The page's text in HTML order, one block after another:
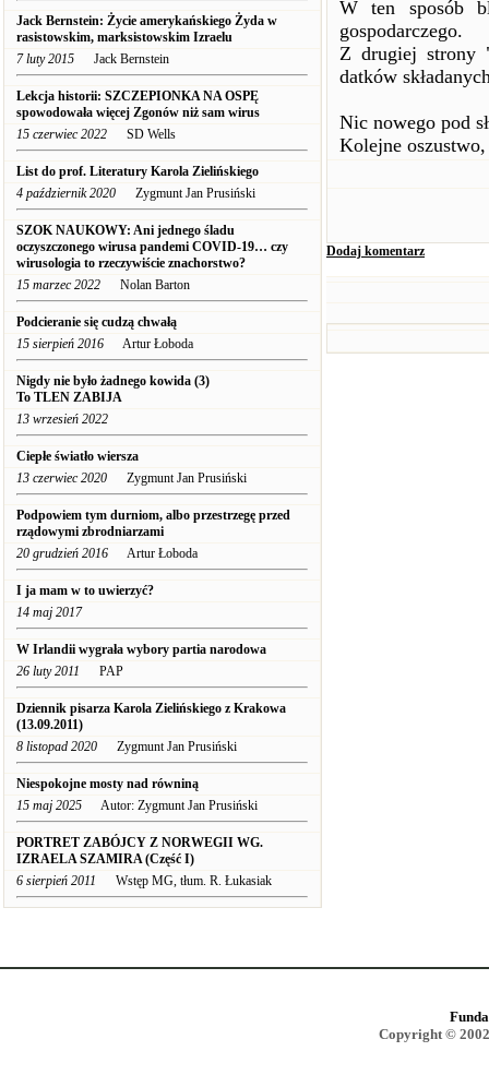
Jack Bernstein: Życie amerykańskiego Żyda w
rasistowskim, marksistowskim Izraelu
7 luty 2015 Jack Bernstein
Lekcja historii: SZCZEPIONKA NA OSPĘ
spowodowała więcej Zgonów niż sam wirus
15 czerwiec 2022 SD Wells
List do prof. Literatury Karola Zielińskiego
4 październik 2020 Zygmunt Jan Prusiński
SZOK NAUKOWY: Ani jednego śladu
oczyszczonego wirusa pandemi COVID-19… czy
wirusologia to rzeczywiście znachorstwo?
15 marzec 2022 Nolan Barton
Podcieranie się cudzą chwałą
15 sierpień 2016 Artur Łoboda
Nigdy nie było żadnego kowida (3)
To TLEN ZABIJA
13 wrzesień 2022
Ciepłe światło wiersza
13 czerwiec 2020 Zygmunt Jan Prusiński
Podpowiem tym durniom, albo przestrzegę przed
rządowymi zbrodniarzami
20 grudzień 2016 Artur Łoboda
I ja mam w to uwierzyć?
14 maj 2017
W Irlandii wygrała wybory partia narodowa
26 luty 2011 PAP
Dziennik pisarza Karola Zielińskiego z Krakowa
(13.09.2011)
8 listopad 2020 Zygmunt Jan Prusiński
Niespokojne mosty nad równiną
15 maj 2025 Autor: Zygmunt Jan Prusiński
PORTRET ZABÓJCY Z NORWEGII WG.
IZRAELA SZAMIRA (Część I)
6 sierpień 2011 Wstęp MG, tłum. R. Łukasiak
W ten sposób
gospodarczego.
Z drugiej strony
datków
Nic nowego pod
Kolejne
Dodaj komentarz
Copyright ©